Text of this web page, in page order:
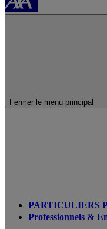
Fermer le menu principal
PARTICULIERS
Professionnels &